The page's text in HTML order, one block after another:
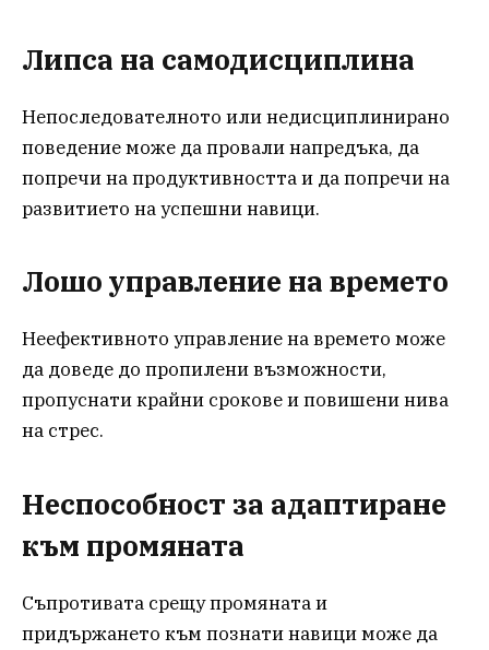
Липса на самодисциплина
Непоследователното или недисциплинирано
поведение може да провали напредъка, да
попречи на продуктивността и да попречи на
развитието на успешни навици.
Лошо управление на времето
Неефективното управление на времето може
да доведе до пропилени възможности,
пропуснати крайни срокове и повишени нива
на стрес.
Неспособност за адаптиране
към промяната
Съпротивата срещу промяната и
придържането към познати навици може да